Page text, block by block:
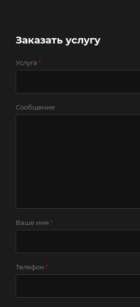
Заказать услугу
Услуга *
Сообщение
Ваше имя *
Телефон *